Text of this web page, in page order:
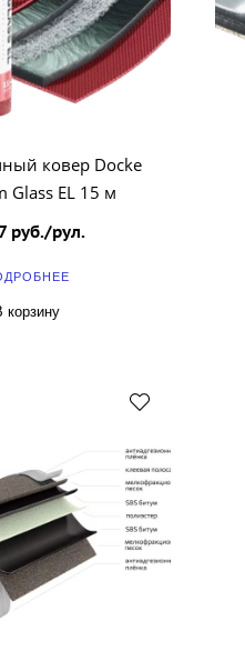
ковер Docke
Glass EL 15 м
руб./рул.
корзину